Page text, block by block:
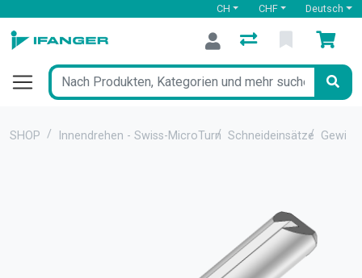
CH CHF Deutsch
SHOP Innendrehen - Swiss-MicroTurn Schneideinsätze